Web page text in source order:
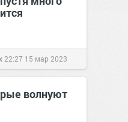
22:27 15 мар 2023
волнуют